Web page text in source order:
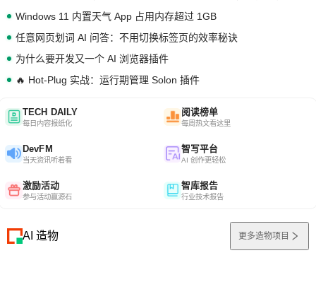
Windows 11 内置天气 App 占用内存超过 1GB
任意网页划词 AI 问答：不用切换标签页的效率秘诀
为什么要开发又一个 AI 浏览器插件
🔥 Hot-Plug 实战：运行期管理 Solon 插件
TECH DAILY
每日内容报纸化
阅读榜单
每周热文看这里
DevFM
当天资讯听着看
智写平台
AI 创作更轻松
激励活动
参与活动赢源石
智库报告
行业技术报告
AI 造物 更多造物项目